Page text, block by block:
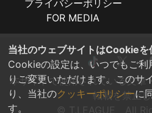
プライバシーポリシー
FOR MEDIA
本サイトで使用されている文章
転載を禁止
© T.LEAGUE All
当社のウェブサイトはCookieを
Cookieの設定は、いつでもご利
りご変更いただけます。このサ
り、当社のクッキーポリシーに
す。